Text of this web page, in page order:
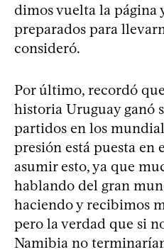
dimos vuelta la página
preparados para
consideró.
Por último, recordó
historia Uruguay ganó
partidos en los
presión está puesta en
asumir esto, ya que
hablando del gran
haciendo y recibimos
pero la verdad que si
Namibia no